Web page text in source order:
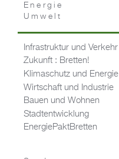
Energie
Umwelt
Infrastruktur und Verkehr
Zukunft : Bretten!
Klimaschutz und Energie
Wirtschaft und Industrie
Bauen und Wohnen
Stadtentwicklung
EnergiePaktBretten